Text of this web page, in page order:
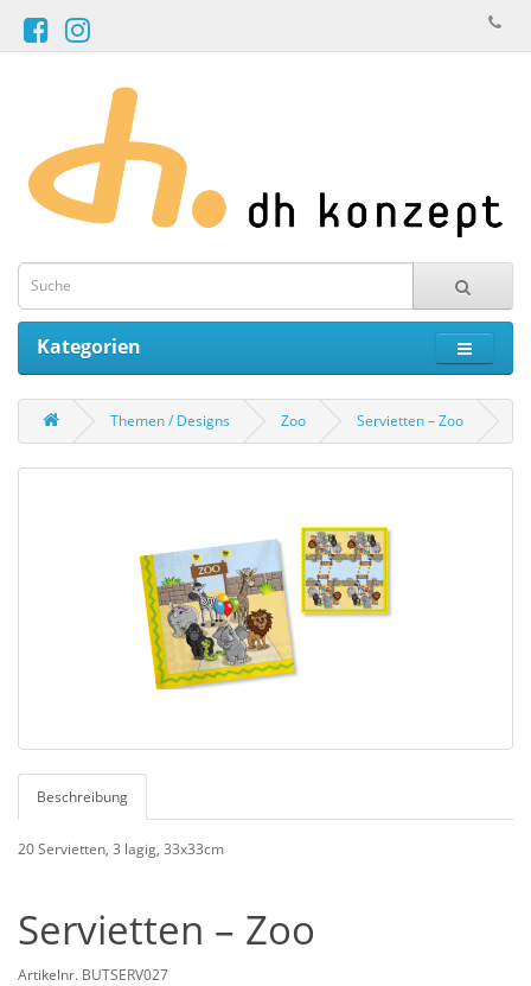
Kategorien
Themen / Designs Zoo Servietten – Zoo
Beschreibung
20 Servietten, 3 lagig, 33x33cm
Servietten – Zoo
Artikelnr. BUTSERV027